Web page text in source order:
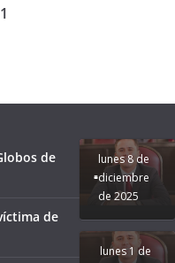
de
de
lunes 8 de
diciembre
de 2025
Apoyo y
Seguimos la
Ruta que
Marca
Nuestra
Rocío Nahle.
lunes 1 de